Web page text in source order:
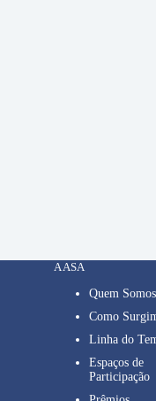
A ASA
Quem Somos
Como
Linha do
Espaços de
Participação